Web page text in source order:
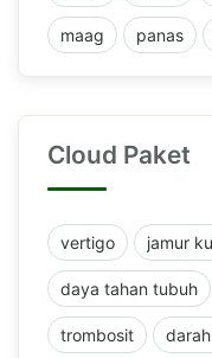
maag panas
Cloud Paket
vertigo jamur
daya tahan tubuh
trombosit